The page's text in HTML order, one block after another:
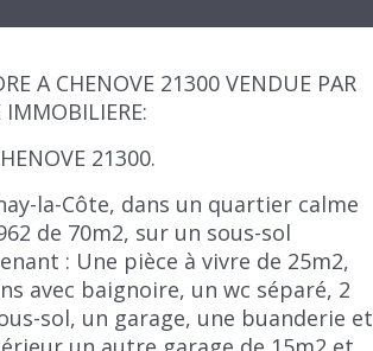
A CHENOVE 21300 VENDUE PAR
IMMOBILIERE:
21300.
la-Côte, dans un quartier calme
de 70m2, sur un sous-sol
: Une pièce à vivre de 25m2,
avec baignoire, un wc séparé, 2
sol, un garage, une buanderie et